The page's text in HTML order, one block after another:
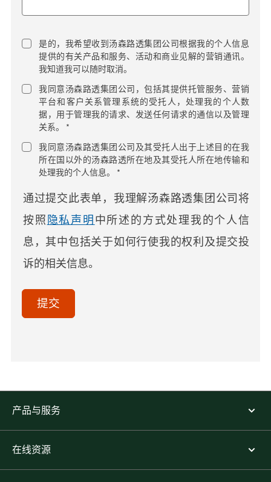
是的，我希望收到汤森路透集团公司根据我的个人信息
提供的有关产品和服务、活动和商业见解的营销通讯。
我知道我可以随时取消。
我同意汤森路透集团公司，包括其提供托管服务、营销
平台和客户关系管理系统的受托人，处理我的个人数
据，用于管理我的请求、发送任何请求的通信以及管理
关系。 *
我同意汤森路透集团公司及其受托人出于上述目的在我
所在国以外的汤森路透所在地及其受托人所在地传输和
处理我的个人信息。 *
通过提交此表单，我理解汤森路透集团公司将
按照 隐私声明 中所述的方式处理我的个人信
息，其中包括关于如何行使我的权利及提交投
诉的相关信息。
提交
产品与服务
在线资源